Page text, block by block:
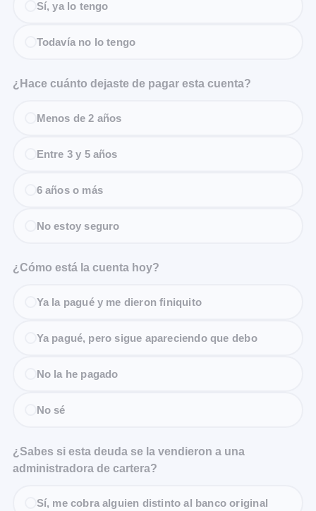
Sí, ya lo tengo
Todavía no lo tengo
¿Hace cuánto dejaste de pagar esta cuenta?
Menos de 2 años
Entre 3 y 5 años
6 años o más
No estoy seguro
¿Cómo está la cuenta hoy?
Ya la pagué y me dieron finiquito
Ya pagué, pero sigue apareciendo que debo
No la he pagado
No sé
¿Sabes si esta deuda se la vendieron a una
administradora de cartera?
Sí, me cobra alguien distinto al banco original